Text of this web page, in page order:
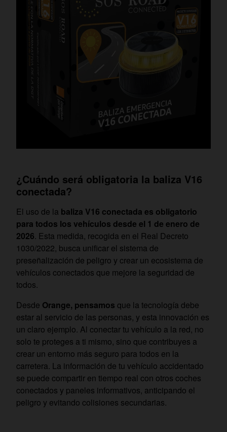
¿Cuándo será obligatoria la baliza V16
conectada?
El uso de la baliza V16 conectada es obligatorio
para todos los vehículos desde el 1 de enero de
2026. Esta medida, recogida en el Real Decreto
1030/2022, busca unificar el sistema de
preseñalización de peligro y crear un ecosistema de
vehículos conectados que mejore la seguridad de
todos.
Desde Orange, pensamos que la tecnología debe
estar al servicio de las personas, y esta innovación es
un claro ejemplo. Al conectar tu vehículo a la red, no
solo te proteges a ti mismo, sino que contribuyes a
crear un entorno más seguro para todos en la
carretera. La información de tu vehículo accidentado
se puede compartir en tiempo real con otros coches
conectados y paneles informativos, anticipando el
peligro y evitando colisiones secundarias.